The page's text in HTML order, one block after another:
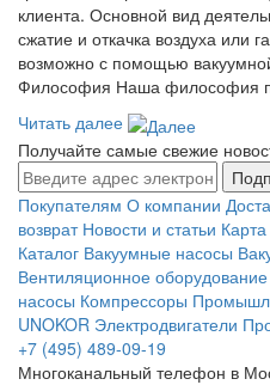
клиента. Основной вид
сжатие и откачка воздуха или
возможно с помощью
Философия Наша философия
Читать далее
Получайте самые свежие
Покупателям О компании
возврат Новости и статьи
Каталог Вакуумные насосы
Вентиляционное оборудование
насосы Компрессоры
UNOKOR Электродвигатели
+7 (495) 489-09-19
Многоканальный телефон в